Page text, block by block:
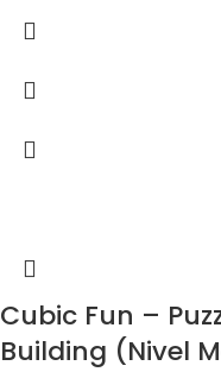
Cubic Fun –
Building (Nivel